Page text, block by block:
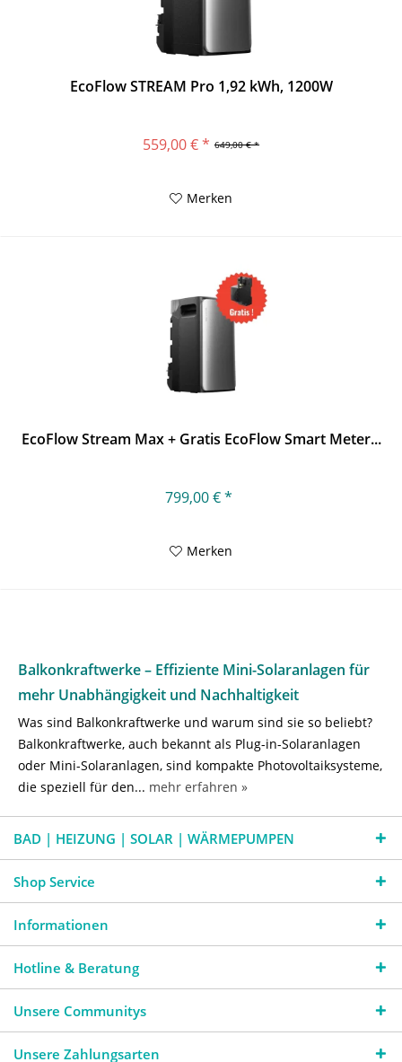
EcoFlow STREAM Pro 1,92 kWh, 1200W
649,00 € *
559,00 € *
Merken
EcoFlow Stream Max + Gratis EcoFlow Smart Meter...
799,00 € *
Merken
Balkonkraftwerke – Effiziente Mini-Solaranlagen für
mehr Unabhängigkeit und Nachhaltigkeit
Was sind Balkonkraftwerke und warum sind sie so beliebt?
Balkonkraftwerke, auch bekannt als Plug-in-Solaranlagen
oder Mini-Solaranlagen, sind kompakte Photovoltaiksysteme,
die speziell für den... mehr erfahren »
BAD | HEIZUNG | SOLAR | WÄRMEPUMPEN
Shop Service
Informationen
Hotline & Beratung
Unsere Communitys
Unsere Zahlungsarten